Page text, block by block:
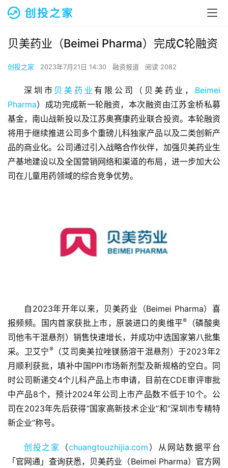
首
页
融
资
报
道
观
贝美药业（Beimei Pharma）完成C轮融资
创投之家 2023年7月21日 14:30 融资报道 阅读 2082
深圳市 贝美药业有限公司（贝美药业， Beimei
Pharma）成功完成新一轮融资，本次融资由江苏金桥私募
基金，南山战新投以及江苏奥赛康药业联合投资。本轮融资
将用于继续推进公司多个重磅儿科独家产品以及二类创新产
品的商业化。公司通过引入战略合作伙伴，加强贝美药业生
产基地建设以及全国营销网络和渠道的布局，进一步加大公
司在儿童用药领域的综合竞争优势。
自2023年开年以来，贝美药业（Beimei Pharma）喜
报频频。国内首家获批上市，原装进口的奥维平®
（磷酸奥
司他韦干混悬剂）销售快速增长，并成功中选国家第八批集
采。卫艾宁®（艾司奥美拉唑镁肠溶干混悬剂）于2023年2
月顺利获批，填补中国PPI市场新剂型及新规格的空白。同
时公司新递交4个儿科产品上市申请，目前在CDE审评审批
中产品8个，预计2024年公司上市产品数不低于10个。公
司在2023年先后获得“国家高新技术企业”和“深圳市专精特
新企业”称号。
创投之家 （chuangtouzhijia.com ）从网站数据平台
「官网通」查询获悉，贝美药业（Beimei Pharma）官方网